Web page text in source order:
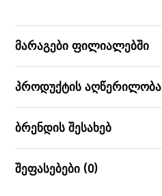
მარაგები ფილიალებში
პროდუქტის აღწერილობა
ბრენდის შესახებ
შეფასებები (0)